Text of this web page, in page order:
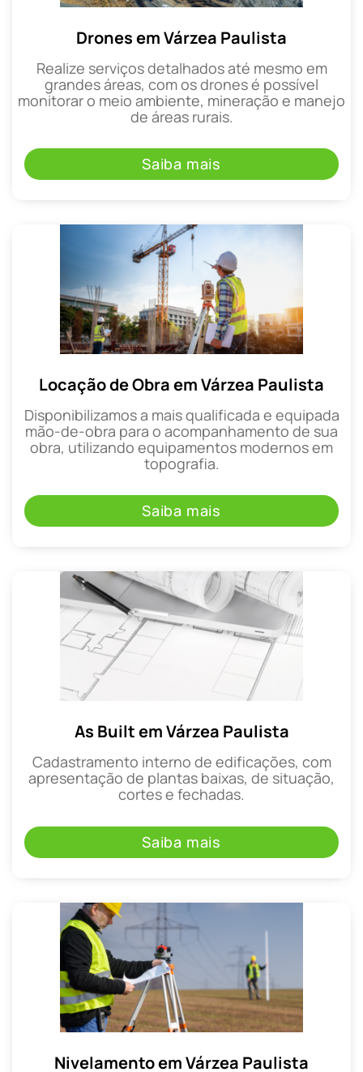
Drones em Várzea Paulista
Realize serviços detalhados até mesmo em
grandes áreas, com os drones é possível
monitorar o meio ambiente, mineração e manejo
de áreas rurais.
Saiba mais
Locação de Obra em Várzea Paulista
Disponibilizamos a mais qualificada e equipada
mão-de-obra para o acompanhamento de sua
obra, utilizando equipamentos modernos em
topografia.
Saiba mais
As Built em Várzea Paulista
Cadastramento interno de edificações, com
apresentação de plantas baixas, de situação,
cortes e fechadas.
Saiba mais
Nivelamento em Várzea Paulista